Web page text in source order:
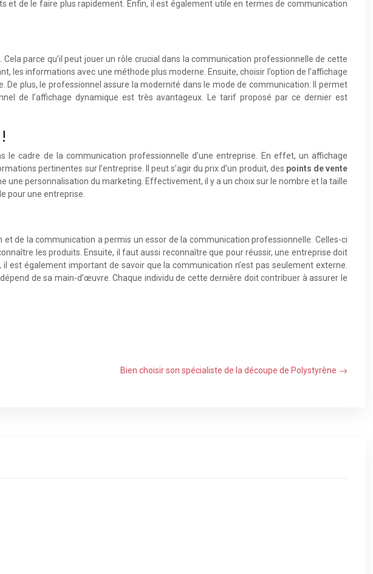
et de le faire plus rapidement. Enfin, il est également utile en termes de communication
parce qu’il peut jouer un rôle crucial dans la communication professionnelle de cette
les informations avec une méthode plus moderne. Ensuite, choisir l’option de l’affichage
De plus, le professionnel assure la modernité dans le mode de communication. Il permet
de l’affichage dynamique est très avantageux. Le tarif proposé par ce dernier est
cadre de la communication professionnelle d’une entreprise. En effet, un affichage
pertinentes sur l’entreprise. Il peut s’agir du prix d’un produit, des points de vente
personnalisation du marketing. Effectivement, il y a un choix sur le nombre et la taille
pour une entreprise.
de la communication a permis un essor de la communication professionnelle. Celles-ci
les produits. Ensuite, il faut aussi reconnaître que pour réussir, une entreprise doit
est également important de savoir que la communication n’est pas seulement externe.
de sa main-d’œuvre. Chaque individu de cette dernière doit contribuer à assurer le
Bien choisir son spécialiste de la découpe de Polystyrène